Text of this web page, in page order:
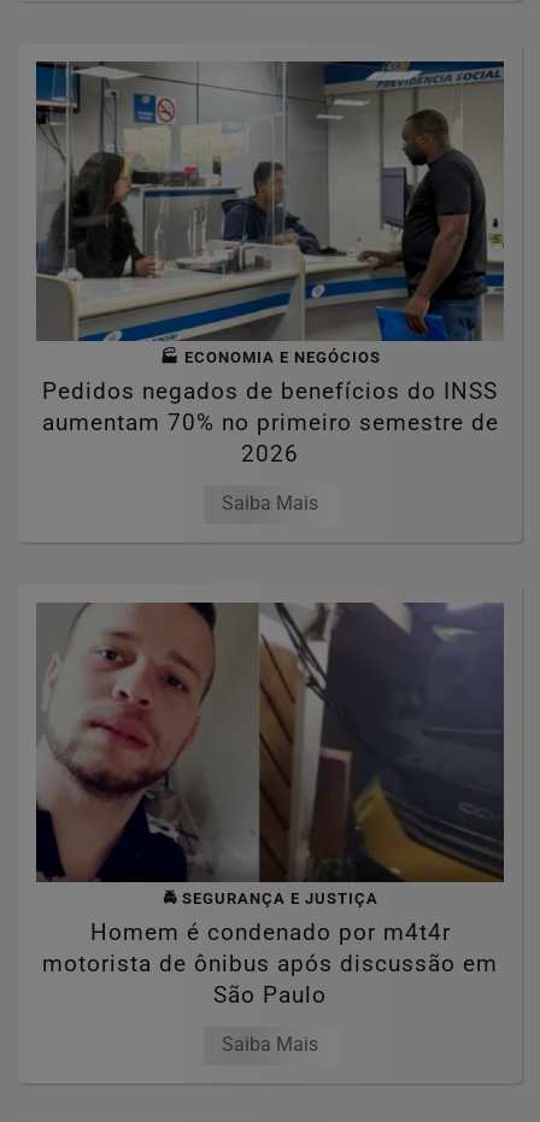
🏭 ECONOMIA E NEGÓCIOS
Pedidos negados de benefícios do INSS
aumentam 70% no primeiro semestre de
2026
Saiba Mais
🚔 SEGURANÇA E JUSTIÇA
Homem é condenado por m4t4r
motorista de ônibus após discussão em
São Paulo
Saiba Mais